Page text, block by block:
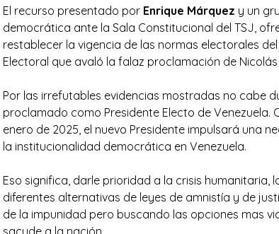
El recurso presentado por Enrique Márquez y un
democrática ante la Sala Constitucional del TSJ,
restablecer la vigencia de las normas electorales
Electoral que avaló la falaz proclamación de
Por las irrefutables evidencias mostradas no cabe
proclamado como Presidente Electo de
enero de 2025, el nuevo Presidente impulsará una
la institucionalidad democrática en Venezuela.
Eso significa, darle prioridad a la crisis humanitaria,
diferentes alternativas de leyes de amnistía y de
de la impunidad pero buscando las opciones mas
sacude a la nación.